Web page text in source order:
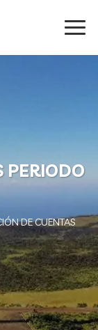
PERIODO
DE CUENTAS